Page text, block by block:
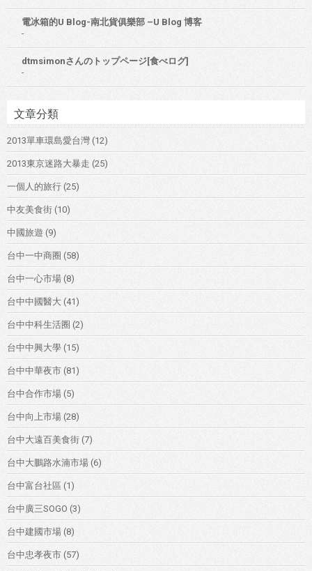
電冰箱的U Blog-南北貨俱樂部 –U Blog 博客
-
dtmsimonさんのトップページ[食べログ]
-
文章分類
2013單車環島愛台灣 (12)
2013東京迷路大暴走 (25)
一個人的旅行 (25)
中友美食街 (10)
中國旅遊 (9)
台中一中商圈 (58)
台中一心市場 (8)
台中中國醫大 (41)
台中中科生活圈 (2)
台中中興大學 (15)
台中中華夜市 (81)
台中合作市場 (5)
台中向上市場 (28)
台中大遠百美食街 (7)
台中大鵬路水湳市場 (6)
台中富台社區 (1)
台中廣三SOGO (3)
台中建國市場 (8)
台中忠孝夜市 (57)